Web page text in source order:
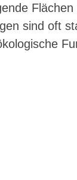
sind oft